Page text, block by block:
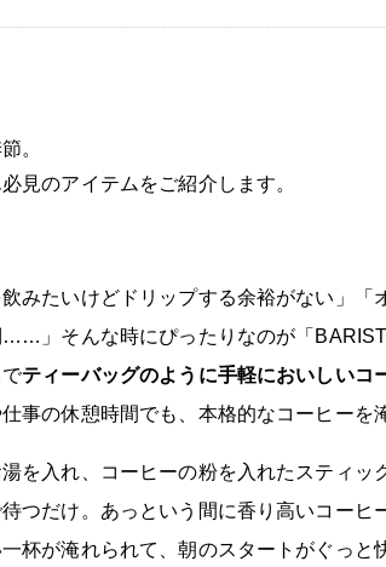
。
見のアイテムをご紹介します。
飲みたいけどドリップする余裕がない」「
」そんな時にぴったりなのが「
ティーバッグのように手軽においしいコ
事の休憩時間でも、本格的なコーヒーを
を入れ、コーヒーの粉を入れたスティッ
つだけ。あっという間に香り高いコーヒ
杯が淹れられて、朝のスタートがぐっと